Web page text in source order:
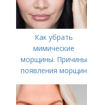
Как убрать
мимические
морщины. Причины
появления морщин